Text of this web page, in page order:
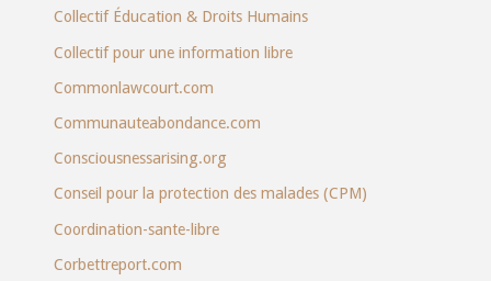
Collectif Éducation & Droits Humains
Collectif pour une information libre
Commonlawcourt.com
Communauteabondance.com
Consciousnessarising.org
Conseil pour la protection des malades (CPM)
Coordination-sante-libre
Corbettreport.com